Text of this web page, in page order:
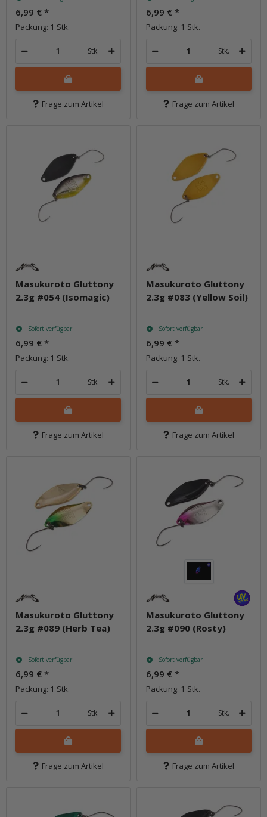
6,99 € *
Packung: 1 Stk.
Stk.
Frage zum Artikel
6,99 € *
Packung: 1 Stk.
Stk.
Frage zum Artikel
Masukuroto Gluttony
2.3g #054 (Isomagic)
Sofort verfügbar
6,99 € *
Packung: 1 Stk.
Stk.
Frage zum Artikel
Masukuroto Gluttony
2.3g #083 (Yellow Soil)
Sofort verfügbar
6,99 € *
Packung: 1 Stk.
Stk.
Frage zum Artikel
Masukuroto Gluttony
2.3g #089 (Herb Tea)
Sofort verfügbar
6,99 € *
Packung: 1 Stk.
Stk.
Frage zum Artikel
Masukuroto Gluttony
2.3g #090 (Rosty)
Sofort verfügbar
6,99 € *
Packung: 1 Stk.
Stk.
Frage zum Artikel